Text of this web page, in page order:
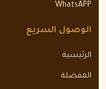
WhatsAPP
الوصول السريع
الرئيسية
المفضلة